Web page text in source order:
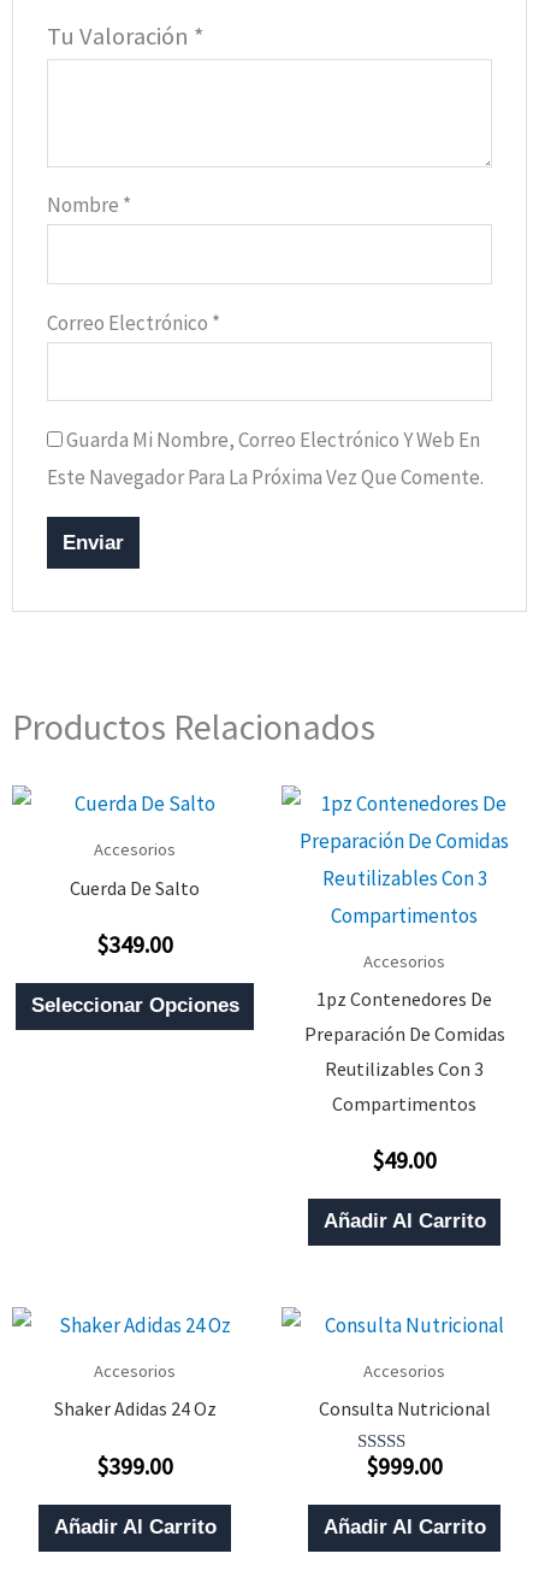
Tu Valoración *
Nombre *
Correo Electrónico *
Guarda Mi Nombre, Correo Electrónico Y Web En
Este Navegador Para La Próxima Vez Que Comente.
Productos Relacionados
Accesorios
Cuerda De Salto
Valorado
0
De
5
$349.00
Seleccionar Opciones
Este
Producto
Múltiples
Opciones
Elegir
Producto
Accesorios
1pz Contenedores De
Preparación De Comidas
Reutilizables Con 3
Compartimentos
Valorado
0
De
5
$49.00
Añadir Al Carrito
Accesorios
Shaker Adidas 24 Oz
Valorado
0
De
5
$399.00
Añadir Al Carrito
Accesorios
Consulta Nutricional
Valorado
5.00
De 5
$999.00
Añadir Al Carrito